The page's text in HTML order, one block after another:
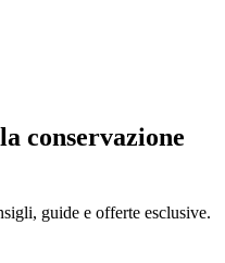
conservazione
guide e offerte esclusive.